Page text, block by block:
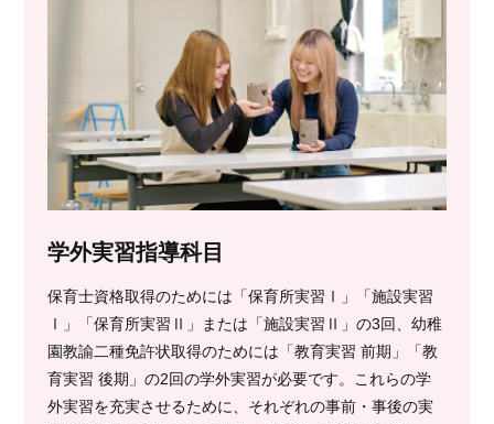
学外実習指導科目
保育士資格取得のためには「保育所実習Ⅰ」「施設実習
Ⅰ」「保育所実習Ⅱ」または「施設実習Ⅱ」の3回、幼稚
園教諭二種免許状取得のためには「教育実習 前期」「教
育実習 後期」の2回の学外実習が必要です。これらの学
外実習を充実させるために、それぞれの事前・事後の実